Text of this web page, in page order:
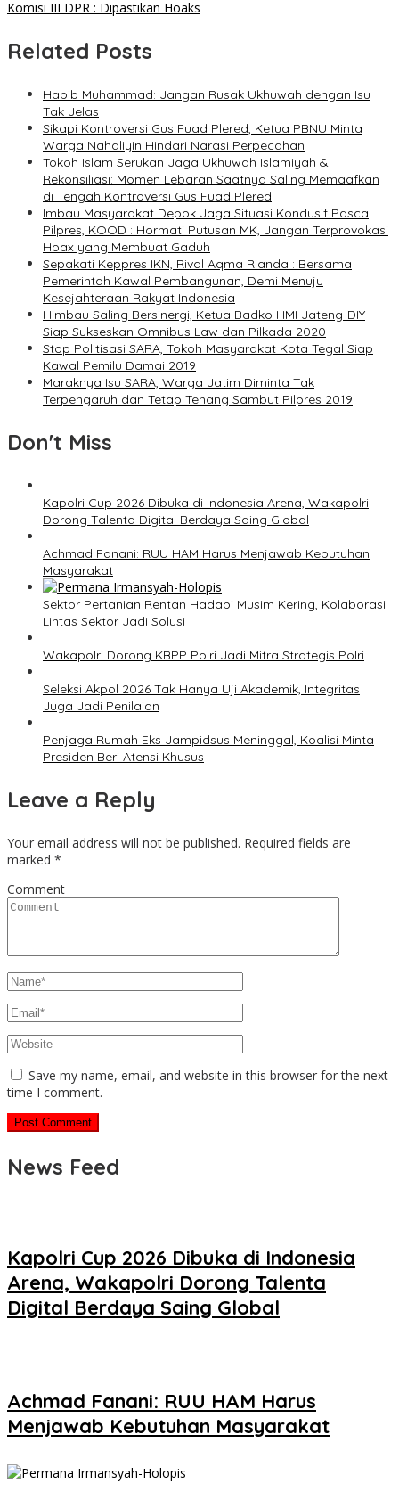
Komisi III DPR : Dipastikan Hoaks
Related Posts
Habib Muhammad: Jangan Rusak Ukhuwah dengan Isu
Tak Jelas
Sikapi Kontroversi Gus Fuad Plered, Ketua PBNU Minta
Warga Nahdliyin Hindari Narasi Perpecahan
Tokoh Islam Serukan Jaga Ukhuwah Islamiyah &
Rekonsiliasi: Momen Lebaran Saatnya Saling Memaafkan
di Tengah Kontroversi Gus Fuad Plered
Imbau Masyarakat Depok Jaga Situasi Kondusif Pasca
Pilpres, KOOD : Hormati Putusan MK, Jangan Terprovokasi
Hoax yang Membuat Gaduh
Sepakati Keppres IKN, Rival Aqma Rianda : Bersama
Pemerintah Kawal Pembangunan, Demi Menuju
Kesejahteraan Rakyat Indonesia
Himbau Saling Bersinergi, Ketua Badko HMI Jateng-DIY
Siap Sukseskan Omnibus Law dan Pilkada 2020
Stop Politisasi SARA, Tokoh Masyarakat Kota Tegal Siap
Kawal Pemilu Damai 2019
Maraknya Isu SARA, Warga Jatim Diminta Tak
Terpengaruh dan Tetap Tenang Sambut Pilpres 2019
Don't Miss
Kapolri Cup 2026 Dibuka di Indonesia Arena, Wakapolri
Dorong Talenta Digital Berdaya Saing Global
Achmad Fanani: RUU HAM Harus Menjawab Kebutuhan
Masyarakat
Sektor Pertanian Rentan Hadapi Musim Kering, Kolaborasi
Lintas Sektor Jadi Solusi
Wakapolri Dorong KBPP Polri Jadi Mitra Strategis Polri
Seleksi Akpol 2026 Tak Hanya Uji Akademik, Integritas
Juga Jadi Penilaian
Penjaga Rumah Eks Jampidsus Meninggal, Koalisi Minta
Presiden Beri Atensi Khusus
Leave a Reply
Your email address will not be published. Required fields are
marked *
Comment
Save my name, email, and website in this browser for the next
time I comment.
News Feed
Kapolri Cup 2026 Dibuka di Indonesia
Arena, Wakapolri Dorong Talenta
Digital Berdaya Saing Global
Achmad Fanani: RUU HAM Harus
Menjawab Kebutuhan Masyarakat